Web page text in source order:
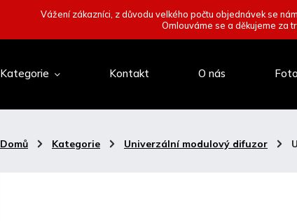
Vážení zákazníci, z důvodu velkého počtu objednávek se
Omlouváme se a děkujeme za
Kategorie Kontakt O nás
Domů / Kategorie / Univerzální modulový difuzor /